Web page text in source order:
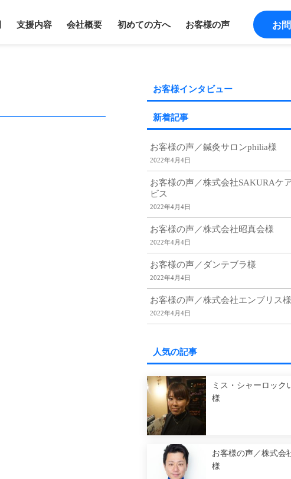
お
支援内容 会社概要 初めての方へ お客様の声
お客様インタビュー
新着記事
お客様の声／鍼灸サロンphilia様
2022年4月4日
お客様の声／株式会社SAKURAケ
ビス
2022年4月4日
お客様の声／株式会社昭真会様
2022年4月4日
お客様の声／ダンテブラ様
2022年4月4日
お客様の声／株式会社エンブリス様
2022年4月4日
人気の記事
ミス・シャーロック
様
お客様の声／株式会
様